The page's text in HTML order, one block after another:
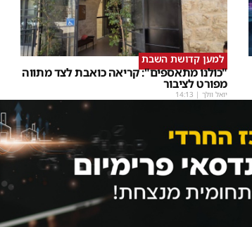
למען קדושת השבת
"כולנו מתאספים": קריאה כואבת לצד מתווה
מפורט לציבור
יואל וולך |
14:13